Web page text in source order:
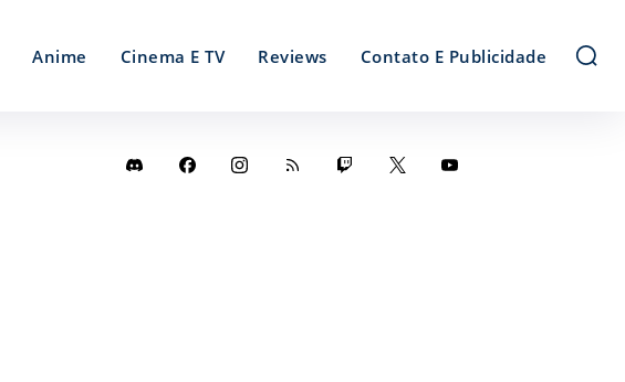
Anime Cinema E TV Reviews Contato E Publicidade